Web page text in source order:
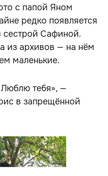
с папой Яном
редко появляется
сестрой Сафиной.
из архивов — на нём
маленькие.
тебя», —
в запрещённой